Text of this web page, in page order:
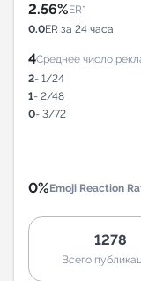
2.56%ER*
0.0ER за 24 часа
4Среднее число
2- 1/24
1- 2/48
0- 3/72
0%Emoji Reaction
1278
Всего